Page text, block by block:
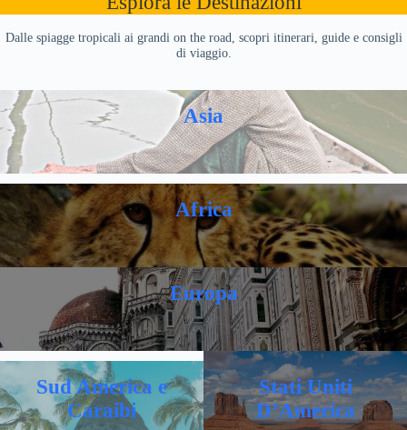
Dalle spiagge tropicali ai grandi on the road, scopri itinerari, guide e consigli
di viaggio.
Asia
Africa
Europa
Sud America e
Caraibi
Stati Uniti
D’America